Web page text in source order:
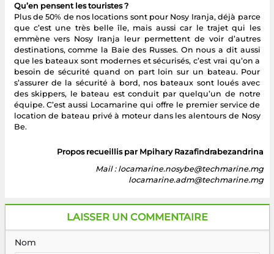
Qu’en pensent les touristes ?
Plus de 50% de nos locations sont pour Nosy Iranja, déjà parce
que c’est une très belle île, mais aussi car le trajet qui les
emmène vers Nosy Iranja leur permettent de voir d’autres
destinations, comme la Baie des Russes. On nous a dit aussi
que les bateaux sont modernes et sécurisés, c’est vrai qu’on a
besoin de sécurité quand on part loin sur un bateau. Pour
s’assurer de la sécurité à bord, nos bateaux sont loués avec
des skippers, le bateau est conduit par quelqu’un de notre
équipe. C’est aussi Locamarine qui offre le premier service de
location de bateau privé à moteur dans les alentours de Nosy
Be.
Propos recueillis par Mpihary Razafindrabezandrina
Mail : locamarine.nosybe@techmarine.mg
locamarine.adm@techmarine.mg
LAISSER UN COMMENTAIRE
Nom